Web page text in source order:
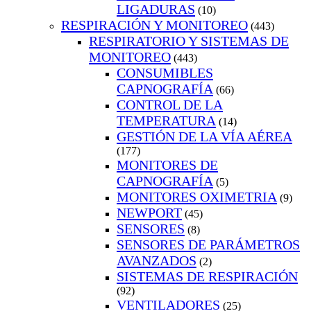
LIGADURAS (10)
RESPIRACIÓN Y MONITOREO (443)
RESPIRATORIO Y SISTEMAS DE
MONITOREO (443)
CONSUMIBLES
CAPNOGRAFÍA (66)
CONTROL DE LA
TEMPERATURA (14)
GESTIÓN DE LA VÍA AÉREA
(177)
MONITORES DE
CAPNOGRAFÍA (5)
MONITORES OXIMETRIA (9)
NEWPORT (45)
SENSORES (8)
SENSORES DE PARÁMETROS
AVANZADOS (2)
SISTEMAS DE RESPIRACIÓN
(92)
VENTILADORES (25)